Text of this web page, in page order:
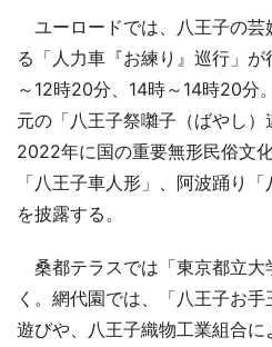
ユーロードでは、八王子の芸
る「人力車『お練り』巡行」
～12時20分、14時～14時20分
元の「八王子祭囃子（ばやし
2022年に国の重要無形民俗文
「八王子車人形」、阿波踊り
を披露する。
桑都テラスでは「東京都立大
く。網代園では、「八王子お
遊びや、八王子織物工業組合